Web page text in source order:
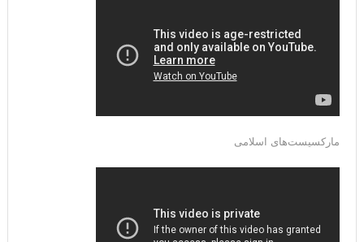
مارکسیست‌های اسلامی